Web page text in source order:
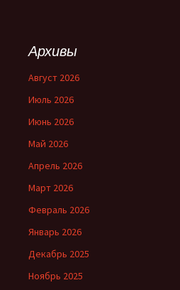
Архивы
Август 2026
Июль 2026
Июнь 2026
Май 2026
Апрель 2026
Март 2026
Февраль 2026
Январь 2026
Декабрь 2025
Ноябрь 2025